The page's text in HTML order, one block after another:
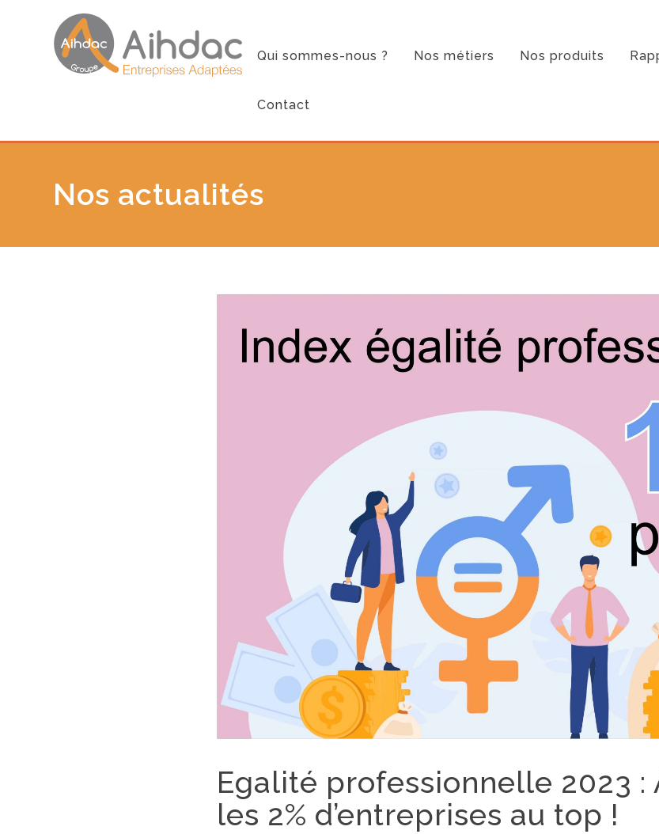
Qui sommes-nous ? Nos métiers Nos produits
Contact
Nos actualités
Egalité professionnelle 2023 :
les 2% d’entreprises au top !